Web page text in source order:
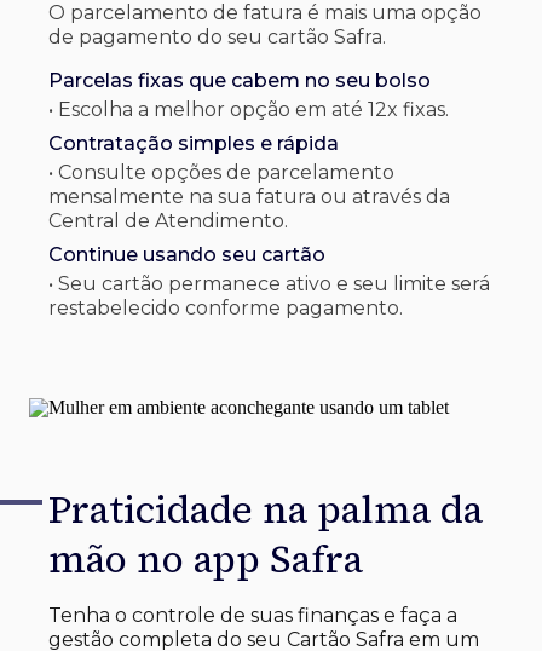
O parcelamento de fatura é mais uma opção
de pagamento do seu cartão Safra.
Parcelas fixas que cabem no seu bolso
• Escolha a melhor opção em até 12x fixas.
Contratação simples e rápida
• Consulte opções de parcelamento
mensalmente na sua fatura ou através da
Central de Atendimento.
Continue usando seu cartão
• Seu cartão permanece ativo e seu limite será
restabelecido conforme pagamento.
Praticidade na palma da
mão no app Safra
Tenha o controle de suas finanças e faça a
gestão completa do seu Cartão Safra em um